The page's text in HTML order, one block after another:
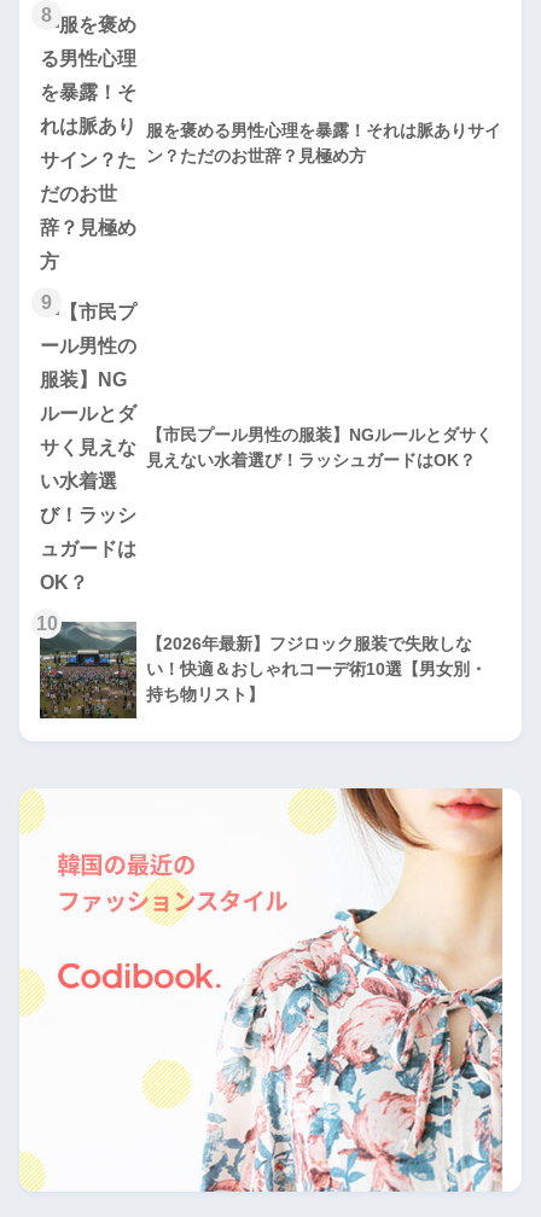
8
服を褒める男性心理を暴露！それは脈ありサイ
ン？ただのお世辞？見極め方
9
【市民プール男性の服装】NGルールとダサく
見えない水着選び！ラッシュガードはOK？
10
【2026年最新】フジロック服装で失敗しな
い！快適＆おしゃれコーデ術10選【男女別・
持ち物リスト】